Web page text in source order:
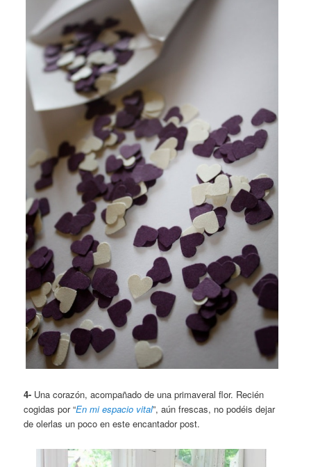
4- Una corazón, acompañado de una primaveral flor. Recién
cogidas por “En mi espacio vital”, aún frescas, no podéis dejar
de olerlas un poco en este encantador post.